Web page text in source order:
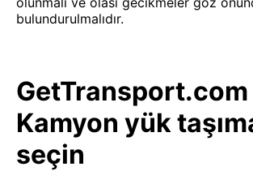
bulundurulmalıdır.
GetTransport.com
Kamyon yük
seçin